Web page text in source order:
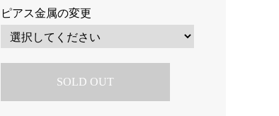
ピアス金属の変更
SOLD OUT